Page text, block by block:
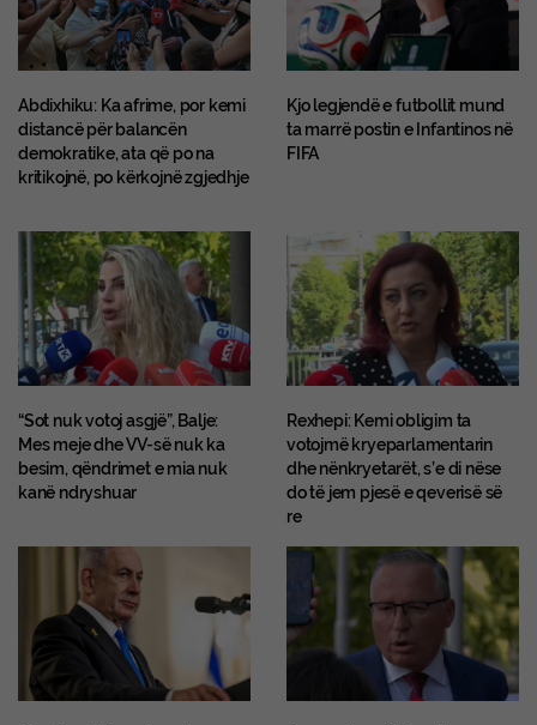
Abdixhiku: Ka afrime, por kemi
distancë për balancën
demokratike, ata që po na
kritikojnë, po kërkojnë zgjedhje
Kjo legjendë e futbollit mund
ta marrë postin e Infantinos në
FIFA
“Sot nuk votoj asgjë”, Balje:
Mes meje dhe VV-së nuk ka
besim, qëndrimet e mia nuk
kanë ndryshuar
Rexhepi: Kemi obligim ta
votojmë kryeparlamentarin
dhe nënkryetarët, s’e di nëse
do të jem pjesë e qeverisë së
re